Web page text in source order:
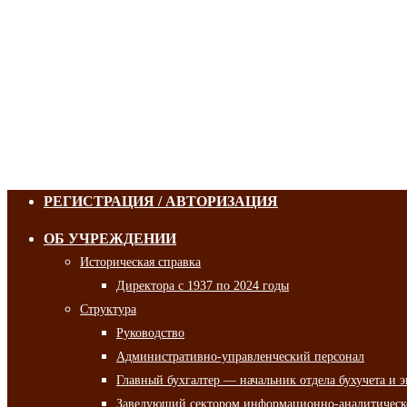
РЕГИСТРАЦИЯ / АВТОРИЗАЦИЯ
ОБ УЧРЕЖДЕНИИ
Историческая справка
Директора с 1937 по 2024 годы
Структура
Руководство
Административно-управленческий персонал
Главный бухгалтер — начальник отдела бухучета и
Заведующий сектором информационно-